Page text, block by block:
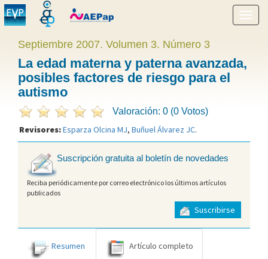
menú
Septiembre 2007. Volumen 3. Número 3
La edad materna y paterna avanzada,
posibles factores de riesgo para el
autismo
Valoración: 0 (0 Votos)
Revisores:Esparza Olcina MJ, Buñuel Álvarez JC.
Suscripción gratuita al boletín de novedades
Reciba periódicamente por correo electrónico los últimos artículos
publicados
Suscribirse
Resumen Artículo completo